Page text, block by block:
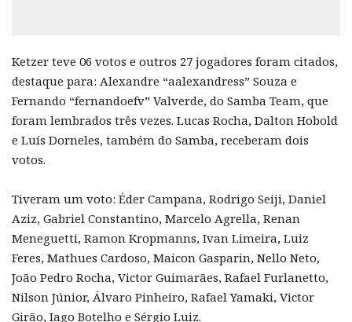
Ketzer teve 06 votos e outros 27 jogadores foram citados,
destaque para: Alexandre “aalexandress” Souza e
Fernando “fernandoefv” Valverde, do Samba Team, que
foram lembrados três vezes. Lucas Rocha, Dalton Hobold
e Luís Dorneles, também do Samba, receberam dois
votos.
Tiveram um voto: Éder Campana, Rodrigo Seiji, Daniel
Aziz, Gabriel Constantino, Marcelo Agrella, Renan
Meneguetti, Ramon Kropmanns, Ivan Limeira, Luiz
Feres, Mathues Cardoso, Maicon Gasparin, Nello Neto,
João Pedro Rocha, Victor Guimarães, Rafael Furlanetto,
Nilson Júnior, Álvaro Pinheiro, Rafael Yamaki, Victor
Girão, Iago Botelho e Sérgio Luiz.